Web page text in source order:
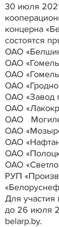
30 июля 2021
концерна
состоятся
ОАО
ОАО
ОАО
ОАО «Гродно
ОАО «Завод
ОАО
ОАО
ОАО
ОАО
ОАО
ОАО
РУП
Для
до 26 июля
belarp.by.